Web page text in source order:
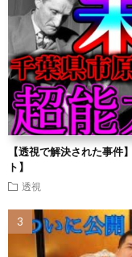
【透視で解決された事件
ト】
透視